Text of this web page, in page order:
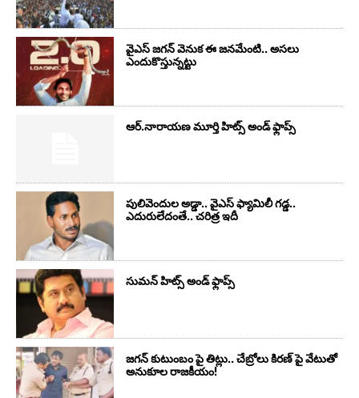
వైఎస్‌ జగన్‌ వెనుక ఈ జనమేంటి.. అసలు
ఎందుకొస్తున్నట్టు
ఆర్‌.నారాయ‌ణ మూర్తి హిట్స్ అండ్ ఫ్లాప్స్‌
పులివెందుల అడ్డా.. వైఎస్ ఫ్యామిలీ గడ్డ..
ఎదురులేదంతే.. చరిత్ర ఇదీ
సుమ‌న్ హిట్స్ అండ్ ఫ్లాప్స్‌
జగన్ కుటుంబం పై తిట్లు.. చేబ్రోలు కిరణ్ పై వేటుతో
అనుకూల రాజకీయం!